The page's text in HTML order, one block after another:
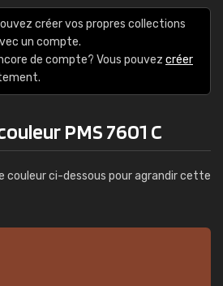
créer vos propres collections
un compte.
de compte? Vous pouvez créer
PMS 7601 C
couleur ci-dessous pour agrandir cette